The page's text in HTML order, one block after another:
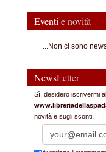
Eventi e novità
...Non ci sono
NewsLetter
Sì, desidero iscrivermi
novità e sugli sconti.